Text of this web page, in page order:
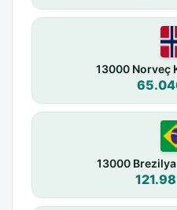
13000 Norveç
13000